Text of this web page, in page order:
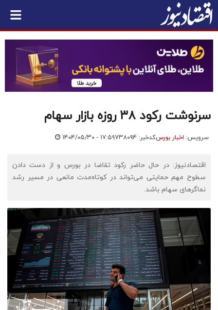
سرنوشت رکود ۳۸ روزه بازار سهام
سرویس: اخبار بورسکدخبر: ۷۳۸۰۹۴ ۱۴۰۴/۰۵/۳۰ - ۱۷:۵۹
اقتصادنیوز: در حال حاضر رکود تقاضا در بورس و از دست دادن
سطوح مهم حمایتی می‌تواند در کوتاه‌مدت مانعی در مسیر رشد
نماگرهای سهام باشد.